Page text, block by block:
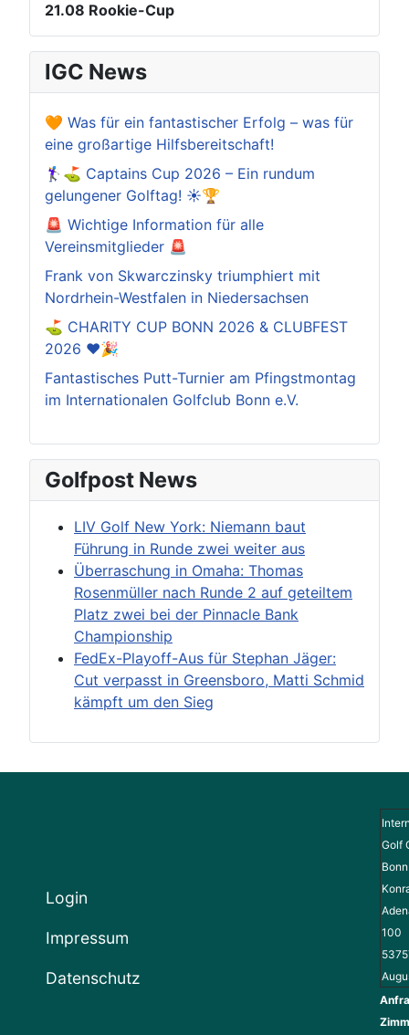
21.08 Rookie-Cup
IGC News
🧡 Was für ein fantastischer Erfolg – was für
eine großartige Hilfsbereitschaft!
🏌️‍♀️⛳ Captains Cup 2026 – Ein rundum
gelungener Golftag! ☀️🏆
🚨 Wichtige Information für alle
Vereinsmitglieder 🚨
Frank von Skwarczinsky triumphiert mit
Nordrhein-Westfalen in Niedersachsen
⛳️ CHARITY CUP BONN 2026 & CLUBFEST
2026 ❤️🎉
Fantastisches Putt-Turnier am Pfingstmontag
im Internationalen Golfclub Bonn e.V.
Golfpost News
LIV Golf New York: Niemann baut
Führung in Runde zwei weiter aus
Überraschung in Omaha: Thomas
Rosenmüller nach Runde 2 auf geteiltem
Platz zwei bei der Pinnacle Bank
Championship
FedEx-Playoff-Aus für Stephan Jäger:
Cut verpasst in Greensboro, Matti Schmid
kämpft um den Sieg
Login
Impressum
Datenschutz
Golf
100